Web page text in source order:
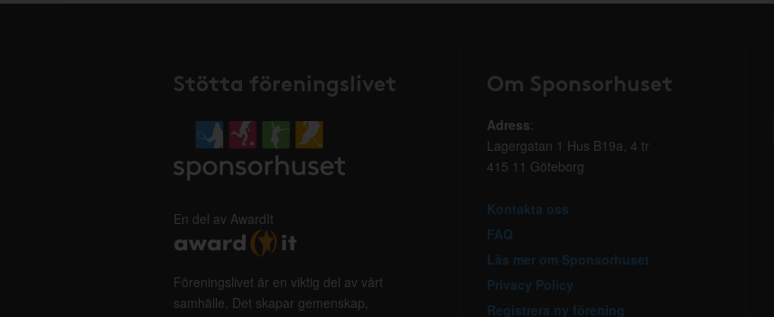
Stötta föreningslivet
En del av AwardIt
Föreningslivet är en viktig del av vårt
samhälle. Det skapar gemenskap,
Om Sponsorhuset
Adress:
Lagergatan 1 Hus B19a, 4 tr
415 11 Göteborg
Kontakta oss
FAQ
Läs mer om Sponsorhuset
Privacy Policy
Registrera ny förening